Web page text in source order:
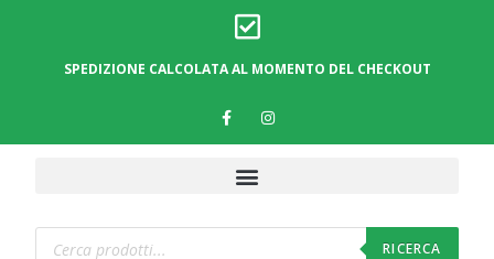
SPEDIZIONE CALCOLATA AL MOMENTO DEL CHECKOUT
RICERCA